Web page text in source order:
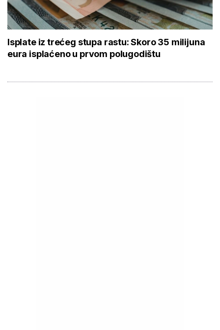
Isplate iz trećeg stupa rastu: Skoro 35 milijuna
eura isplaćeno u prvom polugodištu